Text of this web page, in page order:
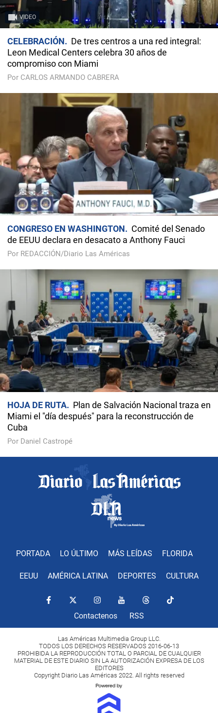
VIDEO
CELEBRACIÓN
De tres centros a una red integral:
Leon Medical Centers celebra 30 años de
compromiso con Miami
Por CARLOS ARMANDO CABRERA
CONGRESO EN WASHINGTON
Comité del Senado
de EEUU declara en desacato a Anthony Fauci
Por REDACCIÓN/Diario Las Américas
HOJA DE RUTA
Plan de Salvación Nacional traza en
Miami el "día después" para la reconstrucción de
Cuba
Por Daniel Castropé
PORTADA LO ÚLTIMO MÁS LEÍDAS FLORIDA
EEUU AMÉRICA LATINA DEPORTES CULTURA
Contactenos RSS
Las Américas Multimedia Group LLC.
TODOS LOS DERECHOS RESERVADOS 2016-06-13
PROHIBIDA LA REPRODUCCIÓN TOTAL O PARCIAL DE CUALQUIER
MATERIAL DE ESTE DIARIO SIN LA AUTORIZACIÓN EXPRESA DE LOS
EDITORES
Copyright Diario Las Américas 2022. All rights reserved